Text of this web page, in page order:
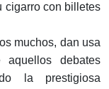
cigarro con billetes
muchos, dan usa
debates
la presti­giosa